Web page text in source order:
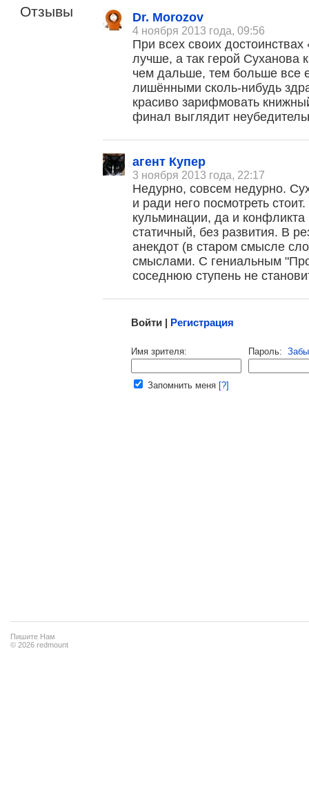
Отзывы Dr. Morozov
4 ноября 2013 года, 09:56
При всех своих
лучше, а так герой Суханова
чем дальше, тем больше все
лишёнными сколь-нибудь
красиво зарифмовать
финал выглядит
агент Купер
3 ноября 2013 года, 22:17
Недурно, совсем недурно.
и ради него посмотреть
кульминации, да и конфликта
статичный, без развития. В
анекдот (в старом смысле
смыслами. С гениальным
соседнюю ступень не
, поделитесь своим мнением
Малосодержательные и грубые отзывы нещадно
Войти | Регистрация
Имя зрителя: Пароль:
Запомнить меня [?]
Пишите Нам
© 2026 redmount